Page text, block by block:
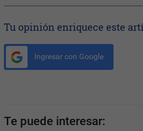
Tu opinión enriquece este
Ingresar con Google
Te puede interesar: